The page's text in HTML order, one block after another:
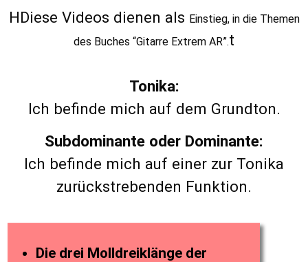
HDiese Videos dienen als Einstieg, in die Themen
des Buches “Gitarre Extrem AR”.t
Tonika:
Ich befinde mich auf dem Grundton.
Subdominante oder Dominante:
Ich befinde mich auf einer zur Tonika
zurückstrebenden Funktion.
Die drei Molldreiklänge der